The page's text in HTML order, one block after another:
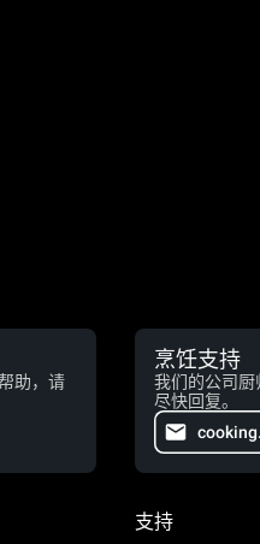
助，请
烹饪支持
我们的公司
尽快回复。
支持